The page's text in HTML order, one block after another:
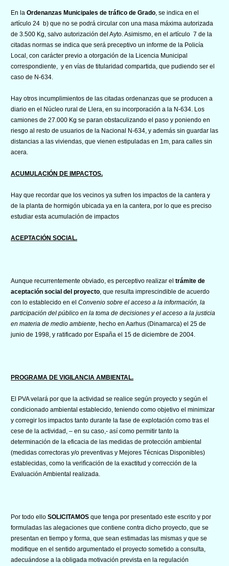
En la Ordenanzas Municipales de tráfico de Grado , se indica en el
artículo 24 b) que no se podrá circular con una masa máxima autorizada
de 3.500 Kg, salvo autorización del Ayto. Asimismo, en el artículo 7 de la
citadas normas se indica que será preceptivo un informe de la Policía
Local, con carácter previo a otorgación de la Licencia Municipal
correspondiente, y en vías de titularidad compartida, que pudiendo ser el
caso de N-634.
Hay otros incumplimientos de las citadas ordenanzas que se producen a
diario en el Núcleo rural de Llera, en su incorporación a la N-634. Los
camiones de 27.000 Kg se paran obstaculizando el paso y poniendo en
riesgo al resto de usuarios de la Nacional N-634, y además sin guardar las
distancias a las viviendas, que vienen estipuladas en 1m, para calles sin
acera.
ACUMULACIÓN DE IMPACTOS.
Hay que recordar que los vecinos ya sufren los impactos de la cantera y
de la planta de hormigón ubicada ya en la cantera, por lo que es preciso
estudiar esta acumulación de impactos
ACEPTACIÓN SOCIAL.
Aunque recurrentemente obviado, es perceptivo realizar el trámite de
aceptación social del proyecto , que resulta imprescindible de acuerdo
con lo establecido en el Convenio sobre el acceso a la información, la
participación del público en la toma de decisiones y el acceso a la justicia
en materia de medio ambiente , hecho en Aarhus (Dinamarca) el 25 de
junio de 1998, y ratificado por España el 15 de diciembre de 2004.
PROGRAMA DE VIGILANCIA AMBIENTAL.
El PVA velará por que la actividad se realice según proyecto y según el
condicionado ambiental establecido, teniendo como objetivo el minimizar
y corregir los impactos tanto durante la fase de explotación como tras el
cese de la actividad, – en su caso,- así como permitir tanto la
determinación de la eficacia de las medidas de protección ambiental
(medidas correctoras y/o preventivas y Mejores Técnicas Disponibles)
establecidas, como la verifìcación de la exactitud y corrección de la
Evaluación Ambiental realizada.
Por todo ello SOLICITAMOS que tenga por presentado este escrito y por
formuladas las alegaciones que contiene contra dicho proyecto, que se
presentan en tiempo y forma, que sean estimadas las mismas y que se
modifique en el sentido argumentado el proyecto sometido a consulta,
adecuándose a la obligada motivación prevista en la regulación